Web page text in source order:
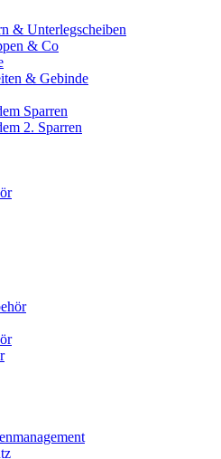
& Unterlegscheiben
& Co
& Gebinde
Sparren
2. Sparren